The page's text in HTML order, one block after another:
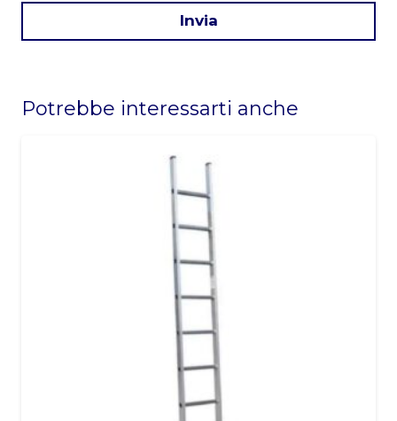
Invia
should
Potrebbe interessarti anche